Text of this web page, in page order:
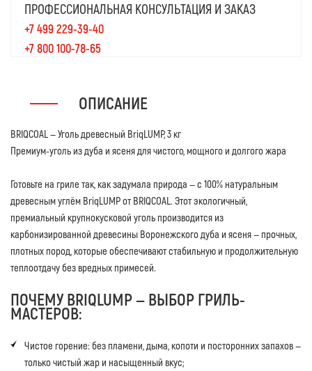
ПРОФЕССИОНАЛЬНАЯ КОНСУЛЬТАЦИЯ И ЗАКАЗ
+7 499 229-39-40
+7 800 100-78-65
ОПИСАНИЕ
BRIQCOAL — Уголь древесный BriqLUMP, 3 кг
Премиум-уголь из дуба и ясеня для чистого, мощного и долгого жара
Готовьте на гриле так, как задумала природа — с 100% натуральным
древесным углём BriqLUMP от BRIQCOAL. Этот экологичный,
премиальный крупнокусковой уголь производится из
карбонизированной древесины Воронежского дуба и ясеня — прочных,
плотных пород, которые обеспечивают стабильную и продолжительную
теплоотдачу без вредных примесей.
ПОЧЕМУ BRIQLUMP — ВЫБОР ГРИЛЬ-
МАСТЕРОВ:
Чистое горение: без пламени, дыма, копоти и посторонних запахов —
только чистый жар и насыщенный вкус;